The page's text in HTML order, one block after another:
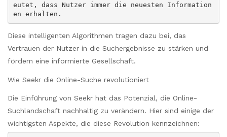
eutet, dass Nutzer immer die neuesten Information
en erhalten.
Diese intelligenten Algorithmen tragen dazu bei, das
Vertrauen der Nutzer in die Suchergebnisse zu stärken und
fördern eine informierte Gesellschaft.
Wie Seekr die Online-Suche revolutioniert
Die Einführung von Seekr hat das Potenzial, die Online-
Suchlandschaft nachhaltig zu verändern. Hier sind einige der
wichtigsten Aspekte, die diese Revolution kennzeichnen: